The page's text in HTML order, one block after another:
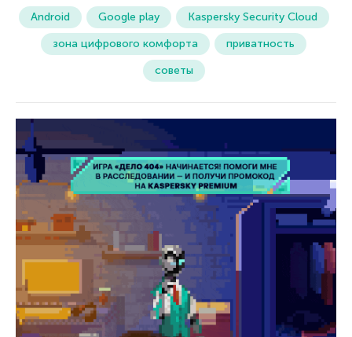
Android Google play
Kaspersky Security Cloud
зона цифрового комфорта
приватность
советы